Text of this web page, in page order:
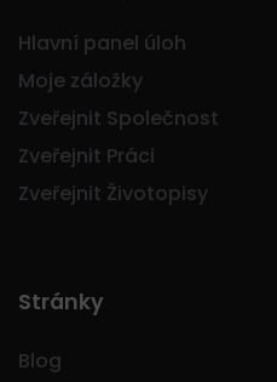
Hlavní panel úloh
Moje záložky
Zveřejnit Společnost
Zveřejnit Práci
Zveřejnit Životopisy
Stránky
Blog